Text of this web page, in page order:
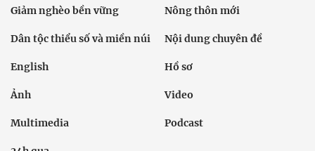
Giảm nghèo bền vững Nông thôn mới
Dân tộc thiểu số và miền núi Nội dung chuyên đề
English Hồ sơ
Ảnh Video
Multimedia Podcast